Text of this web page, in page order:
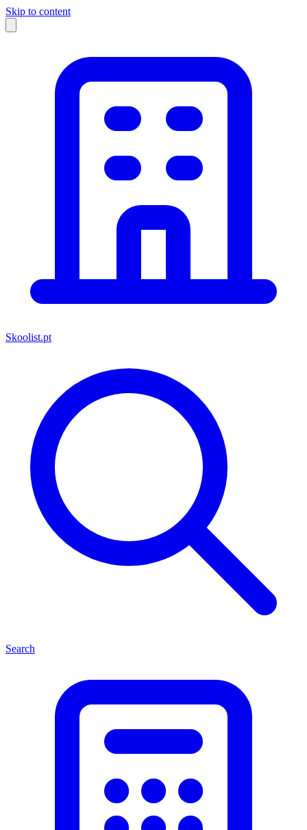
Skip to content
Skoolist.pt
Search